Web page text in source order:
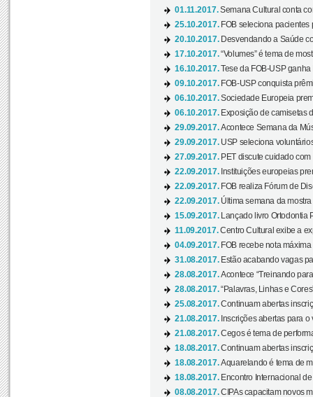
01.11.2017.Semana Cultural conta
25.10.2017. FOB seleciona pacientes
20.10.2017. Desvendando a Saúde
17.10.2017.“Volumes” é tema de
16.10.2017.Tese da FOB-USP
09.10.2017. FOB-USP conquista
06.10.2017.Sociedade Europeia
06.10.2017. Exposição de camisetas
29.09.2017.Acontece Semana da
29.09.2017. USP seleciona
27.09.2017. PET discute cuidado
22.09.2017. Instituições europeias
22.09.2017. FOB realiza Fórum de
22.09.2017. Última semana da mostra
15.09.2017.
Lançado livro Ortodontia
11.09.2017.Centro Cultural exibe a
04.09.2017. FOB recebe nota
31.08.2017. Estão acabando vagas
28.08.2017.Acontece “Treinando
28.08.2017.“Palavras, Linhas e
25.08.2017.Continuam abertas
21.08.2017. Inscrições abertas para
21.08.2017.Cegos é tema de
18.08.2017.Continuam abertas
18.08.2017.Aquarelando é tema de
18.08.2017. Encontro Internacional
08.08.2017.CIPAs capacitam novos